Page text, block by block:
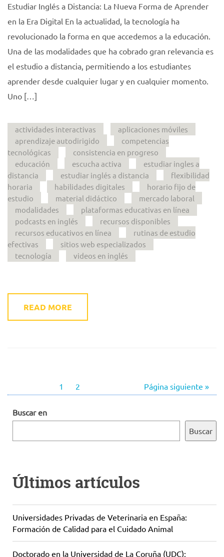
Estudiar Inglés a Distancia: La Nueva Forma de Aprender
en la Era Digital En la actualidad, la tecnología ha
revolucionado la forma en que accedemos a la educación.
Una de las modalidades que ha cobrado gran relevancia es
el estudio a distancia, permitiendo a los estudiantes
aprender desde cualquier lugar y en cualquier momento.
Uno […]
actividades interactivas
aplicaciones móviles
aprendizaje autodirigido
competencias
tecnológicas
consistencia en progreso
educación
escucha activa
estudiar ingles a
distancia
estudiar inglés a distancia
flexibilidad
horaria
habilidades digitales
horario fijo de
estudio
material didáctico
mercado laboral
modalidades
plataformas educativas en línea
podcasts en inglés
recursos disponibles
recursos educativos en línea
rutinas de estudio
efectivas
sitios web especializados
tecnología
videos en inglés
READ MORE
1 2 Página siguiente »
Buscar en
Buscar
Últimos artículos
Universidades Privadas de Veterinaria en España:
Formación de Calidad para el Cuidado Animal
Doctorado en la Universidad de La Coruña (UDC):